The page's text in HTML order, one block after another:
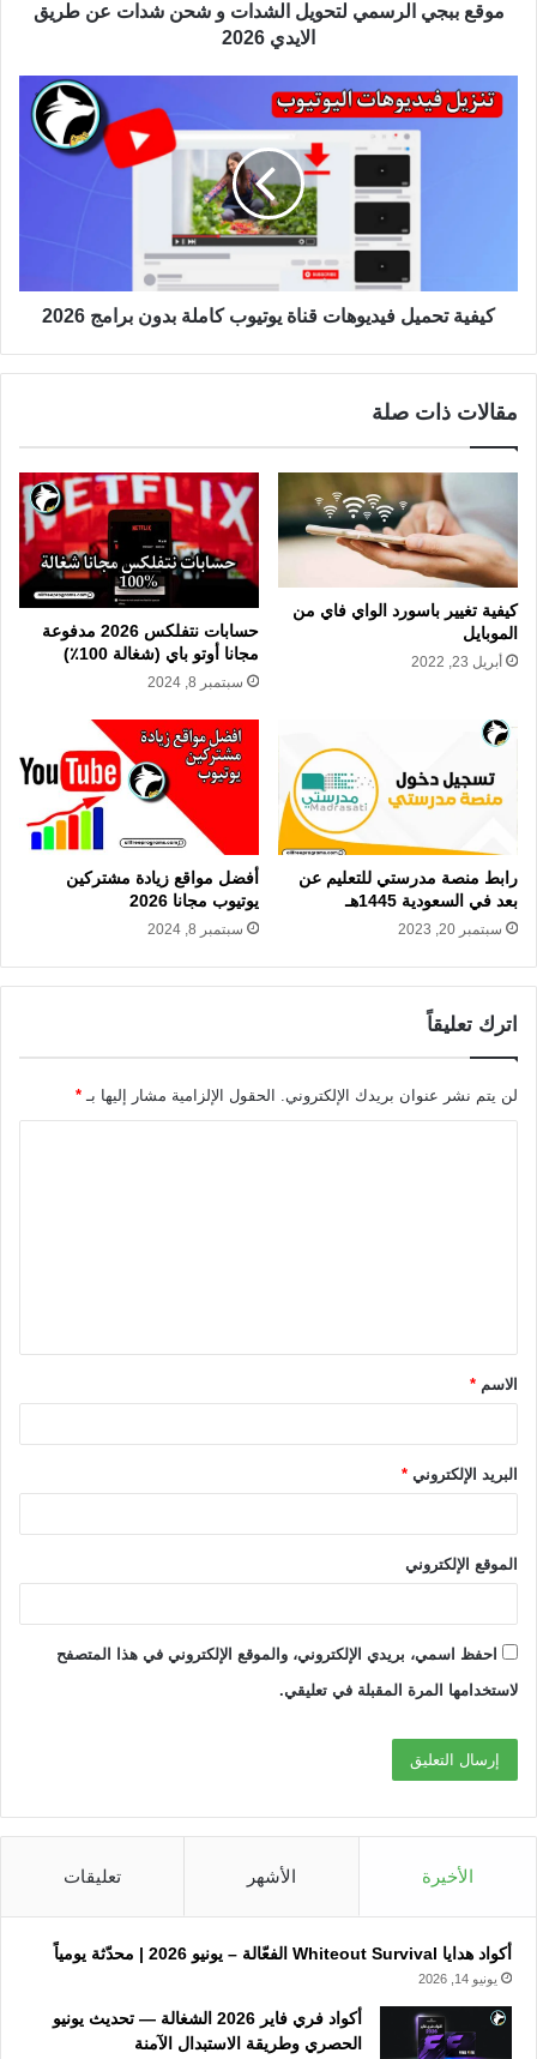
موقع ببجي الرسمي لتحويل الشدات و شحن شدات عن طريق
الايدي 2026
كيفية تحميل فيديوهات قناة يوتيوب كاملة بدون برامج 2026
مقالات ذات صلة
كيفية تغيير باسورد الواي فاي من
الموبايل
أبريل 23, 2022
حسابات نتفلكس 2026 مدفوعة
مجانا أوتو باي (شغالة 100٪)
سبتمبر 8, 2024
رابط منصة مدرستي للتعليم عن
بعد في السعودية 1445هـ
سبتمبر 20, 2023
أفضل مواقع زيادة مشتركين
يوتيوب مجانا 2026
سبتمبر 8, 2024
اترك تعليقاً
لن يتم نشر عنوان بريدك الإلكتروني. الحقول الإلزامية مشار إليها بـ *
ق
*الاسم *
البريد الإلكتروني *
الموقع الإلكتروني
احفظ اسمي، بريدي الإلكتروني، والموقع الإلكتروني في هذا المتصفح
لاستخدامها المرة المقبلة في تعليقي.
الأخيرة الأشهر تعليقات
أكواد هدايا Whiteout Survival الفعّالة – يونيو 2026 | محدّثة يومياً
يونيو 14, 2026
أكواد فري فاير 2026 الشغالة — تحديث يونيو
الحصري وطريقة الاستبدال الآمنة